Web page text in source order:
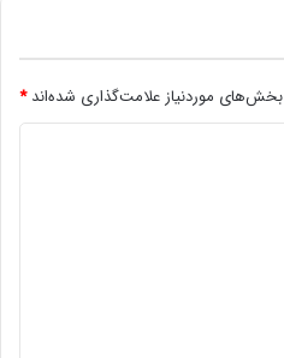
بخش‌های موردنیاز علامت‌گذاری شده‌اند*